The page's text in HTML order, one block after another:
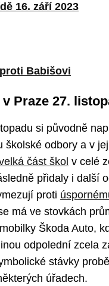
16. září 2023
Babišovi
Praze 27.
si původně
školské odbory a v
část škol v celé
přidaly i další
proti
má ve stovkách
Škoda Auto,
odpolední zcela
stávky
úřadech.